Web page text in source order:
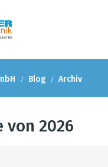
Blog Archiv
von 2026